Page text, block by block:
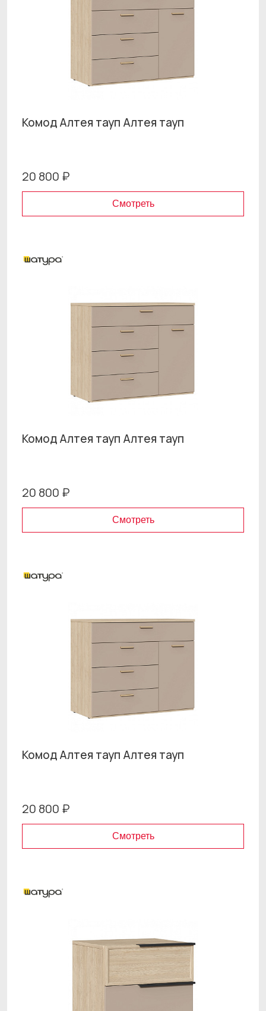
Комод Алтея тауп Алтея тауп
20 800 ₽
Смотреть
Комод Алтея тауп Алтея тауп
20 800 ₽
Смотреть
Комод Алтея тауп Алтея тауп
20 800 ₽
Смотреть